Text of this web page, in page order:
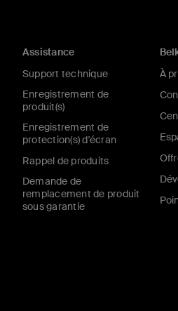
Assistance
Support technique
Enregistrement de
produit(s)
Enregistrement de
protection(s) d'écran
Rappel de produits
Demande de
remplacement de produit
sous garantie
À